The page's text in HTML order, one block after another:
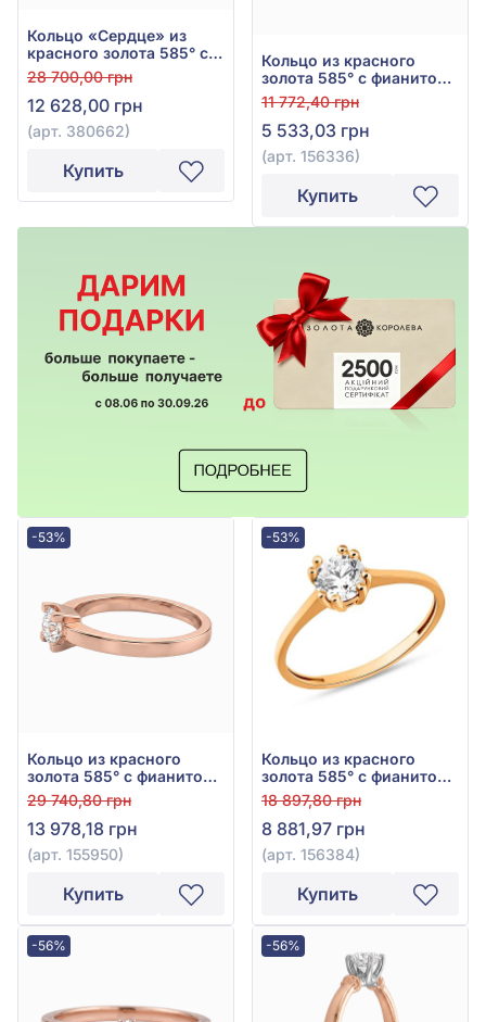
Кольцо «Сердце» из
красного золота 585° с
фианитом, арт. 380662
28 700,00 грн
12 628,00 грн
(арт. 380662)
Купить
Кольцо из красного
золота 585° с фианитом,
арт. 156336
11 772,40 грн
5 533,03 грн
(арт. 156336)
Купить
-53%
Кольцо из красного
золота 585° с фианитом,
арт. 155950
29 740,80 грн
13 978,18 грн
(арт. 155950)
Купить
-53%
Кольцо из красного
золота 585° с фианитом,
арт. 156384
18 897,80 грн
8 881,97 грн
(арт. 156384)
Купить
-56% -56%